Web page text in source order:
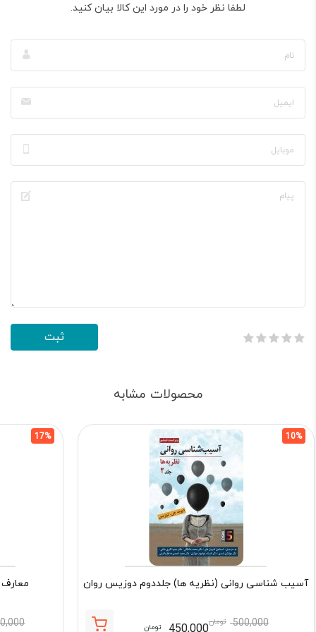
لطفا نظر خود را در مورد این کالا بیان کنید.
محصولات مشابه
10%
آسیب شناسی روانی (نظریه ها) جلددوم دوزیس روان
500,000 تومان450,000 تومان
17%